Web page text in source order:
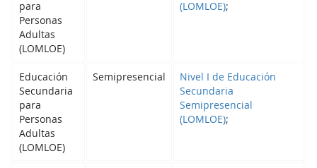
para
Personas
Adultas
(LOMLOE)
(LOMLOE);
Educación
Secundaria
para
Personas
Adultas
(LOMLOE)
Semipresencial
Nivel I de Educación
Secundaria
Semipresencial
(LOMLOE);